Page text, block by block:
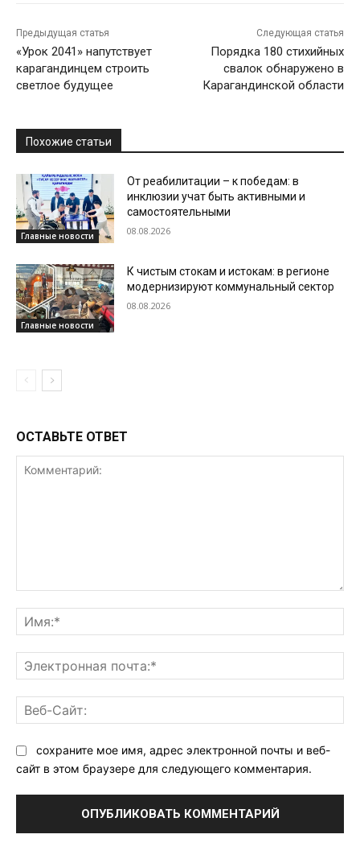
Предыдущая статья
«Урок 2041» напутствует
карагандинцем строить
светлое будущее
Следующая статья
Порядка 180 стихийных
свалок обнаружено в
Карагандинской области
Похожие статьи
Главные новости
От реабилитации – к победам: в
инклюзии учат быть активными и
самостоятельными
08.08.2026
Главные новости
К чистым стокам и истокам: в регионе
модернизируют коммунальный сектор
08.08.2026
ОСТАВЬТЕ ОТВЕТ
сохраните мое имя, адрес электронной почты и веб-
сайт в этом браузере для следующего комментария.